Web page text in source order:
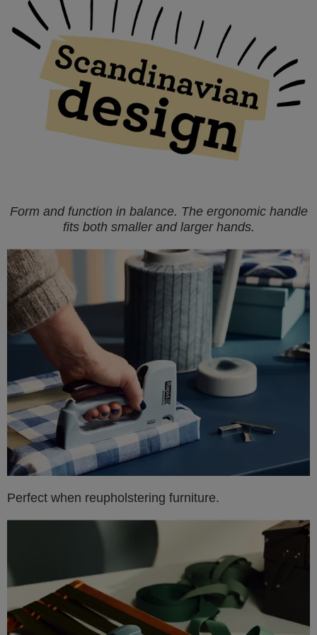
Form and function in balance. The ergonomic handle
fits both smaller and larger hands.
Perfect when reupholstering furniture.